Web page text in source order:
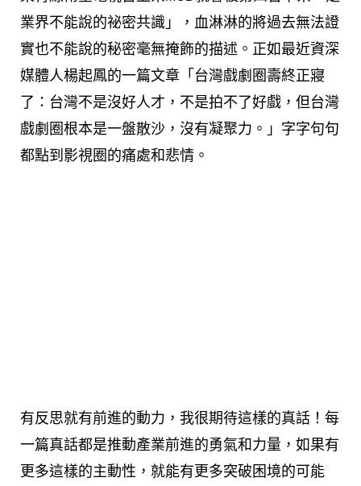
業界不能說的祕密共識」，血淋淋的將過去無法證
實也不能說的秘密毫無掩飾的描述。正如最近資深
媒體人楊起鳳的一篇文章「台灣戲劇圈壽終正寢
了：台灣不是沒好人才，不是拍不了好戲，但台灣
戲劇圈根本是一盤散沙，沒有凝聚力。」字字句句
都點到影視圈的痛處和悲情。
有反思就有前進的動力，我很期待這樣的真話！每
一篇真話都是推動產業前進的勇氣和力量，如果有
更多這樣的主動性，就能有更多突破困境的可能